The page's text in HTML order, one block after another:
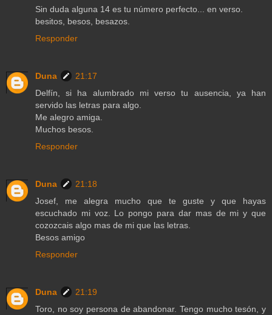
Sin duda alguna 14 es tu número perfecto... en verso.
besitos, besos, besazos.
Responder
Duna
21:17
Delfín, si ha alumbrado mi verso tu ausencia, ya han
servido las letras para algo.
Me alegro amiga.
Muchos besos.
Responder
Duna
21:18
Josef, me alegra mucho que te guste y que hayas
escuchado mi voz. Lo pongo para dar mas de mi y que
cozozcais algo mas de mi que las letras.
Besos amigo
Responder
Duna
21:19
Toro, no soy persona de abandonar. Tengo mucho tesón, y